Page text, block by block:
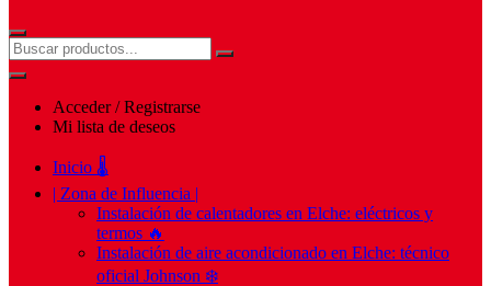
Acceder / Registrarse
Mi lista de deseos
Inicio 🌡️
| Zona de Influencia |
Instalación de calentadores en Elche: eléctricos y
termos 🔥
Instalación de aire acondicionado en Elche: técnico
oficial Johnson ❄️